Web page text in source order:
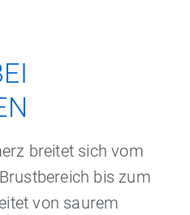
breitet sich vom
bis zum
von saurem